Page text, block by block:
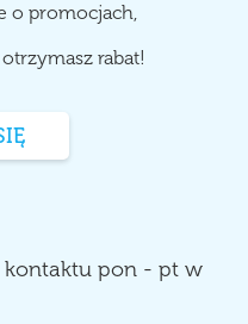
o promocjach,
rabat!
kontaktu pon - pt w